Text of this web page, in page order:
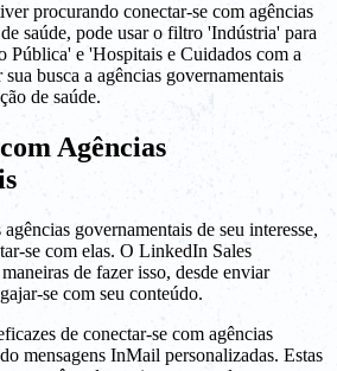
procurando conectar-se com agências
saúde, pode usar o filtro 'Indústria' para
Pública' e 'Hospitais e Cuidados com a
busca a agências governamentais
de saúde.
Agências
governamentais de seu interesse,
se com elas. O LinkedIn Sales
de fazer isso, desde enviar
se com seu conteúdo.
de conectar-se com agências
mensagens InMail personalizadas. Estas